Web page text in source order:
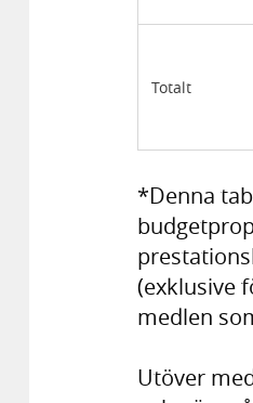
Totalt
*Denna
(exklusive
medlen
Utöver